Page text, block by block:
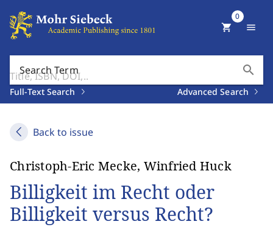
Search Term search
Full-Text Search Advanced Search
shopping_cart
0
menu
Back to issue
Christoph-Eric Mecke, Winfried Huck
Billigkeit im Recht oder
Billigkeit versus Recht?